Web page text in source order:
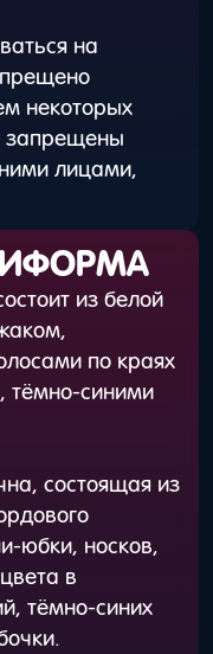
на
некоторых
запрещены
лицами,
из белой
по краях
тёмно-синими
состоящая из
юбки, носков,
в
тёмно-синих